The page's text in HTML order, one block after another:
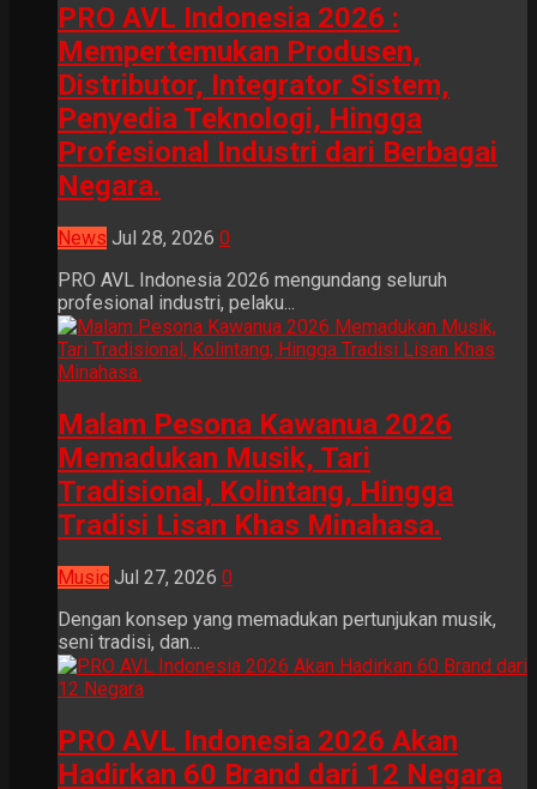
PRO AVL Indonesia 2026 :
Mempertemukan Produsen,
Distributor, Integrator Sistem,
Penyedia Teknologi, Hingga
Profesional Industri dari Berbagai
Negara.
News Jul 28, 2026 0
PRO AVL Indonesia 2026 mengundang seluruh
profesional industri, pelaku...
Malam Pesona Kawanua 2026
Memadukan Musik, Tari
Tradisional, Kolintang, Hingga
Tradisi Lisan Khas Minahasa.
Music Jul 27, 2026 0
Dengan konsep yang memadukan pertunjukan musik,
seni tradisi, dan...
PRO AVL Indonesia 2026 Akan
Hadirkan 60 Brand dari 12 Negara